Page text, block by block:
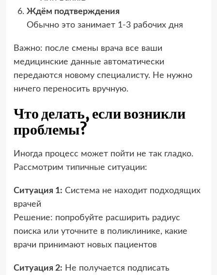
Ждём подтверждения
Обычно это занимает 1-3 рабочих дня
Важно: после смены врача все ваши
медицинские данные автоматически
передаются новому специалисту. Не нужно
ничего переносить вручную.
Что делать, если возникли
проблемы?
Иногда процесс может пойти не так гладко.
Рассмотрим типичные ситуации:
Ситуация 1: Система не находит подходящих
врачей
Решение: попробуйте расширить радиус
поиска или уточните в поликлинике, какие
врачи принимают новых пациентов
Ситуация 2: Не получается подписать